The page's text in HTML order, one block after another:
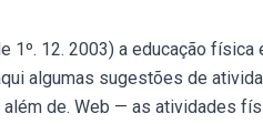
1º. 12. 2003) a educação
algumas sugestões de
de. Web — as atividades